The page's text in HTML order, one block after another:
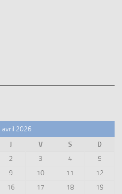
avril 2026
J V S
D
2 3 4
5
9 10 11
12
16 17 18
19